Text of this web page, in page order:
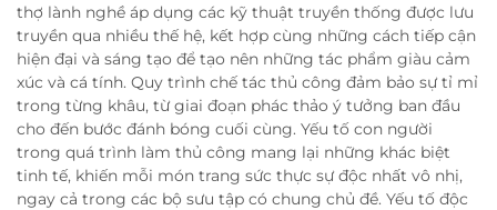
thợ lành nghề áp dụng các kỹ thuật truyền thống được lưu
truyền qua nhiều thế hệ, kết hợp cùng những cách tiếp cận
hiện đại và sáng tạo để tạo nên những tác phẩm giàu cảm
xúc và cá tính. Quy trình chế tác thủ công đảm bảo sự tỉ mỉ
trong từng khâu, từ giai đoạn phác thảo ý tưởng ban đầu
cho đến bước đánh bóng cuối cùng. Yếu tố con người
trong quá trình làm thủ công mang lại những khác biệt
tinh tế, khiến mỗi món trang sức thực sự độc nhất vô nhị,
ngay cả trong các bộ sưu tập có chung chủ đề. Yếu tố độc